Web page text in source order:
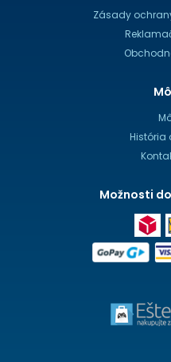
Zásady
História
Možnosti